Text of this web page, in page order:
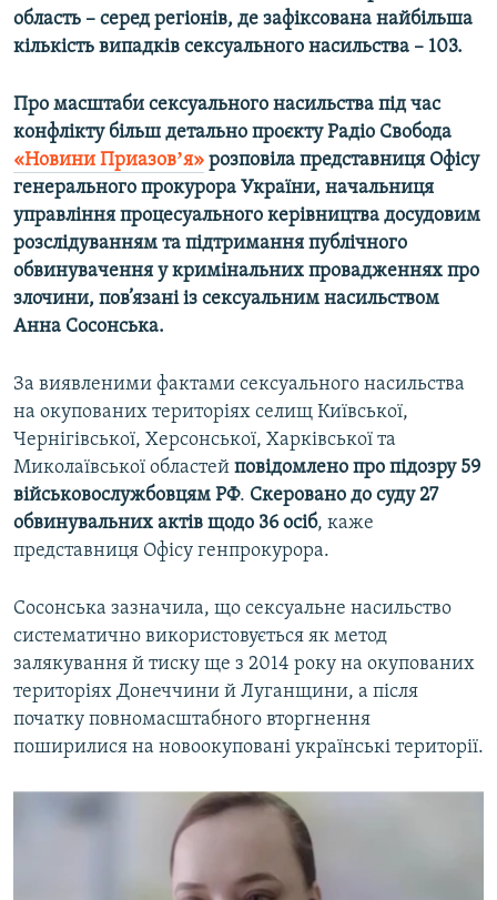
область – серед регіонів, де зафіксована найбільша
кількість випадків сексуального насильства – 103.
Про масштаби сексуального насильства під час
конфлікту більш детально проєкту Радіо Свобода
«Новини Приазовʼя» розповіла представниця Офісу
генерального прокурора України, начальниця
управління процесуального керівництва досудовим
розслідуванням та підтримання публічного
обвинувачення у кримінальних провадженнях про
злочини, пов’язані із сексуальним насильством
Анна Сосонська.
За виявленими фактами сексуального насильства
на окупованих територіях селищ Київської,
Чернігівської, Херсонської, Харківської та
Миколаївської областей повідомлено про підозру 59
військовослужбовцям РФ. Скеровано до суду 27
обвинувальних актів щодо 36 осіб, каже
представниця Офісу генпрокурора.
Сосонська зазначила, що сексуальне насильство
систематично використовується як метод
залякування й тиску ще з 2014 року на окупованих
територіях Донеччини й Луганщини, а після
початку повномасштабного вторгнення
поширилися на новоокуповані українські території.